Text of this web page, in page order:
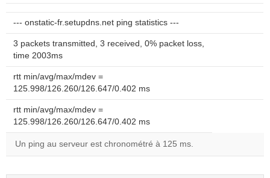
--- onstatic-fr.setupdns.net ping statistics ---
3 packets transmitted, 3 received, 0% packet loss,
time 2003ms
rtt min/avg/max/mdev =
125.998/126.260/126.647/0.402 ms
rtt min/avg/max/mdev =
125.998/126.260/126.647/0.402 ms
Un ping au serveur est chronométré à 125 ms.